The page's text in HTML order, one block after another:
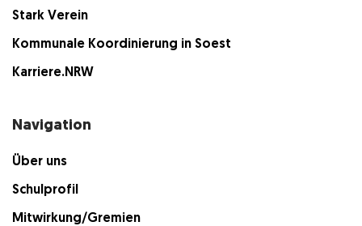
Stark Verein
Kommunale Koordinierung in Soest
Karriere.NRW
Navigation
Über uns
Schulprofil
Mitwirkung/Gremien